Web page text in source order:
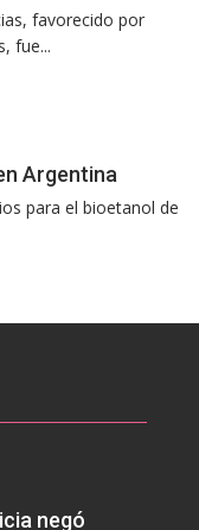
favorecido por
fue...
Argentina
para el bioetanol de
negó